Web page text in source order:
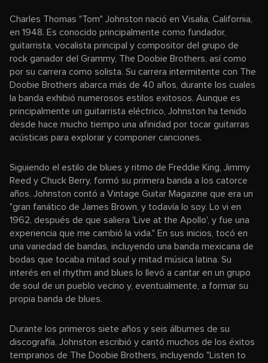
Charles Thomas "Tom" Johnston nació en Visalia, California,
en 1948. Es conocido principalmente como fundador,
guitarrista, vocalista principal y compositor del grupo de
rock ganador del Grammy, The Doobie Brothers, así como
por su carrera como solista. Su carrera intermitente con The
Doobie Brothers abarca más de 40 años, durante los cuales
la banda exhibió numerosos estilos exitosos. Aunque es
principalmente un guitarrista eléctrico, Johnston ha tenido
desde hace mucho tiempo una afinidad por tocar guitarras
acústicas para explorar y componer canciones.
Siguiendo el estilo de blues y ritmo de Freddie King, Jimmy
Reed y Chuck Berry, formó su primera banda a los catorce
años. Johnston contó a Vintage Guitar Magazine que era un
"gran fanático de James Brown, y todavía lo soy. Lo vi en
1962, después de que saliera 'Live at the Apollo', y fue una
experiencia que me cambió la vida." En sus inicios, tocó en
una variedad de bandas, incluyendo una banda mexicana de
bodas que tocaba mitad soul y mitad música latina. Su
interés en el rhythm and blues lo llevó a cantar en un grupo
de soul de un pueblo vecino y, eventualmente, a formar su
propia banda de blues.
Durante los primeros siete años y seis álbumes de su
discografía, Johnston escribió y cantó muchos de los éxitos
tempranos de The Doobie Brothers, incluyendo "Listen to